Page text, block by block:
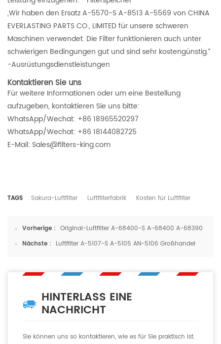
„Wir haben den Ersatz A-5570-S A-8513 A-5569 von CHINA
EVERLASTING PARTS CO., LIMITED für unsere schweren
Maschinen verwendet. Die Filter funktionieren auch unter
schwierigen Bedingungen gut und sind sehr kostengünstig.“
-Ausrüstungsdienstleistungen
Kontaktieren Sie uns
Für weitere Informationen oder um eine Bestellung
aufzugeben, kontaktieren Sie uns bitte:
WhatsApp/Wechat: +86 18965520297
WhatsApp/Wechat: +86 18144082725
E-Mail: Sales@filters-king.com
TAGS Sakura-Luftfilter Luftfilterfabrik Kosten für Luftfilter
Vorherige : Original-Luftfilter A-68400-S A-68400 A-68390
Nächste : Luftfilter A-5107-S A-5105 AN-5106 Großhandel
HINTERLASS EINE
NACHRICHT
Sie können uns so kontaktieren, wie es für Sie praktisch ist.